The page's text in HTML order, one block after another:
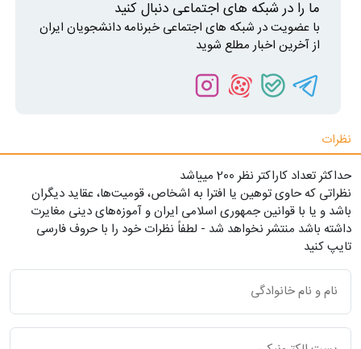
ما را در شبکه های اجتماعی دنبال کنید
با عضویت در شبکه های اجتماعی خبرنامه دانشجویان ایران
از آخرین اخبار مطلع شوید
نظرات
حداکثر تعداد کاراکتر نظر 200 ميياشد
نظراتی که حاوی توهین یا افترا به اشخاص، قومیت‌ها، عقاید دیگران
باشد و یا با قوانین جمهوری اسلامی ایران و آموزه‌های دینی مغایرت
داشته باشد منتشر نخواهد شد - لطفاً نظرات خود را با حروف فارسی
تایپ کنید